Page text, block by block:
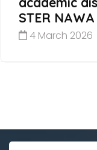
STER
4 March 2026